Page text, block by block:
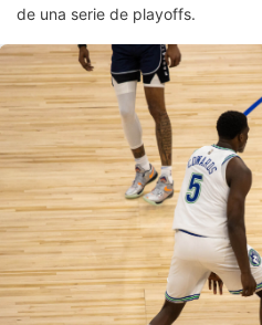
de una serie de playoffs.